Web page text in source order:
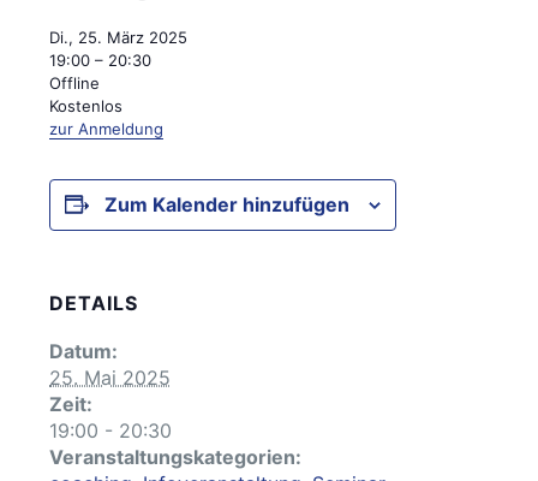
Di., 25. März 2025
19:00 – 20:30
Offline
Kostenlos
zur Anmeldung
Zum Kalender hinzufügen
DETAILS
Datum:
25. Mai 2025
Zeit:
19:00 - 20:30
Veranstaltungskategorien: